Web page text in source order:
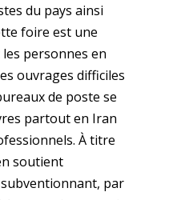
du pays ainsi
foire est une
personnes en
ouvrages difficiles
de poste se
partout en Iran
À titre
soutient
par